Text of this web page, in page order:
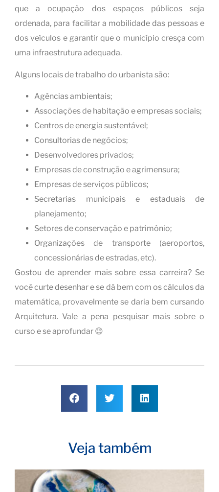
que a ocupação dos espaços públicos seja
ordenada, para facilitar a mobilidade das pessoas e
dos veículos e garantir que o município cresça com
uma infraestrutura adequada.
Alguns locais de trabalho do urbanista são:
Agências ambientais;
Associações de habitação e empresas sociais;
Centros de energia sustentável;
Consultorias de negócios;
Desenvolvedores privados;
Empresas de construção e agrimensura;
Empresas de serviços públicos;
Secretarias municipais e estaduais de
planejamento;
Setores de conservação e patrimônio;
Organizações de transporte (aeroportos,
concessionárias de estradas, etc).
Gostou de aprender mais sobre essa carreira? Se
você curte desenhar e se dá bem com os cálculos da
matemática, provavelmente se daria bem cursando
Arquitetura. Vale a pena pesquisar mais sobre o
curso e se aprofundar 😉
Veja também